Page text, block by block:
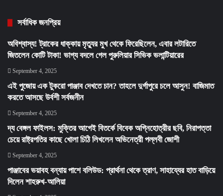
সর্বাধিক জনপ্রিয়
অবিশ্বাস্য! ট্রাকের ধাক্কায় মৃত্যুর মুখ থেকে ফিরেছিলেন, এবার লটারিতে
জিতলেন কোটি টাকা! ভাগ্য বদলে গেল পুরুলিয়ার সিভিক ভলান্টিয়ারের
September 4, 2025
এই পুজোয় এক টুকরো পাঞ্জাব দেখতে চান? তাহলে দুর্গাপুরে চলে আসুন! বাজিমাত
করতে আসছে উর্বশী সর্বজনীন
September 4, 2025
দ্য বেঙ্গল ফাইলস: মুক্তির আগেই বিতর্কে বিবেক অগ্নিহোত্রীর ছবি, নিরাপত্তা
চেয়ে রাষ্ট্রপতির কাছে খোলা চিঠি লিখলেন অভিনেত্রী পল্লবী জোশী
September 4, 2025
পাঞ্জাবের ভয়াবহ বন্যায় পাশে বলিউড: প্রার্থনা থেকে ত্রাণ, সাহায্যের হাত বাড়িয়ে
দিলেন শাহরুখ-আলিয়া